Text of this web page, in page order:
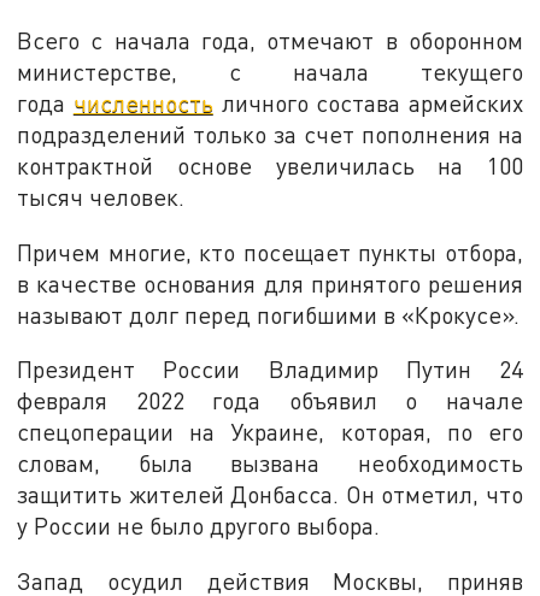
Всего с начала года, отмечают в оборонном
министерстве, с начала текущего
года численность личного состава армейских
подразделений только за счет пополнения на
контрактной основе увеличилась на 100
тысяч человек.
Причем многие, кто посещает пункты отбора,
в качестве основания для принятого решения
называют долг перед погибшими в «Крокусе».
Президент России Владимир Путин 24
февраля 2022 года объявил о начале
спецоперации на Украине, которая, по его
словам, была вызвана необходимость
защитить жителей Донбасса. Он отметил, что
у России не было другого выбора.
Запад осудил действия Москвы, приняв